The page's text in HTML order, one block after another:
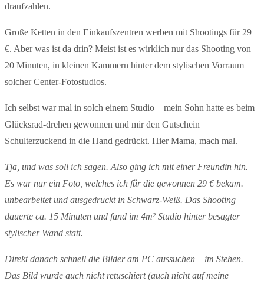
draufzahlen.
Große Ketten in den Einkaufszentren werben mit Shootings für 29
€. Aber was ist da drin? Meist ist es wirklich nur das Shooting von
20 Minuten, in kleinen Kammern hinter dem stylischen Vorraum
solcher Center-Fotostudios.
Ich selbst war mal in solch einem Studio – mein Sohn hatte es beim
Glücksrad-drehen gewonnen und mir den Gutschein
Schulterzuckend in die Hand gedrückt. Hier Mama, mach mal.
Tja, und was soll ich sagen. Also ging ich mit einer Freundin hin.
Es war nur ein Foto, welches ich für die gewonnen 29 € bekam.
unbearbeitet und ausgedruckt in Schwarz-Weiß. Das Shooting
dauerte ca. 15 Minuten und fand im 4m² Studio hinter besagter
stylischer Wand statt.
Direkt danach schnell die Bilder am PC aussuchen – im Stehen.
Das Bild wurde auch nicht retuschiert (auch nicht auf meine